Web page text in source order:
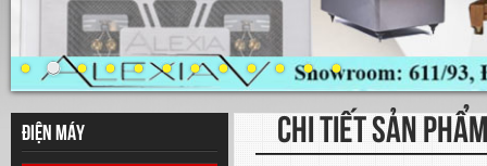
Điện máy CHI TIẾT SẢN PHẨM